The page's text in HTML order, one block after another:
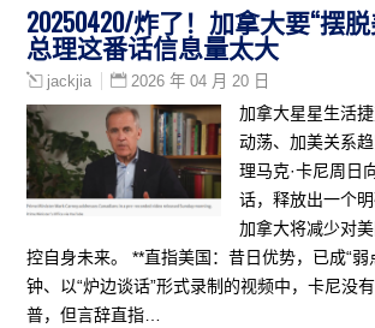
20250420/炸了！加拿大要“摆
总理这番话信息量太大
jackjia 2026 年 04 月 20 日
加拿大星星生活
动荡、加美关系
理马克·卡尼周日
话，释放出一个明
加拿大将减少对
控自身未来。 **直指美国：昔日优势，已成“弱
钟、以“炉边谈话”形式录制的视频中，卡尼没
普，但言辞直指…